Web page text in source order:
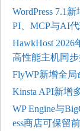
WordPress 7.1
PI、MCP与AI
HawkHost 2026
高性能主机同
FlyWP新增全
Kinsta API新增
WP Engine与
ess商店可保留